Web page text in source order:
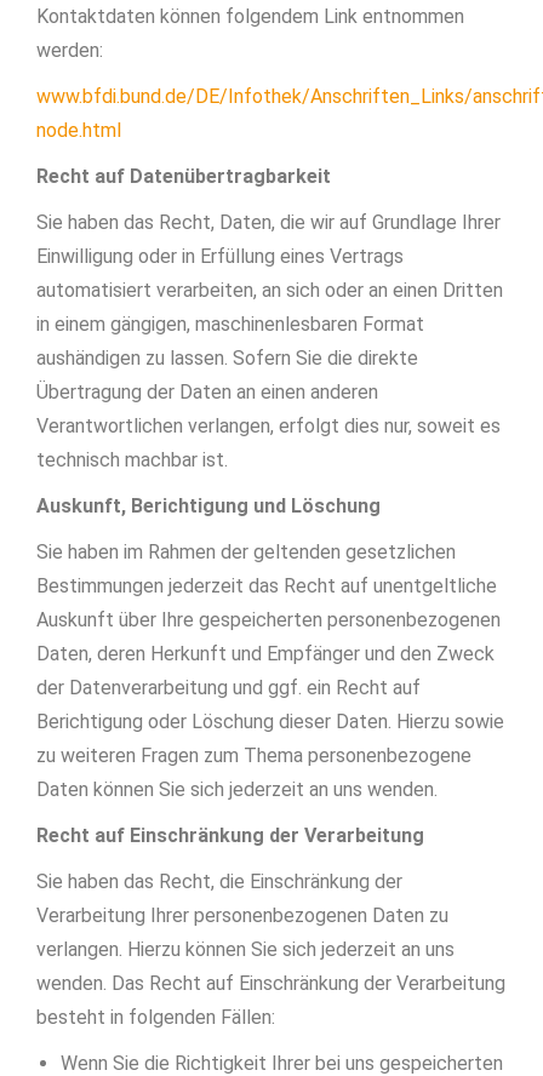
Kontaktdaten können folgendem Link entnommen
werden:
www.bfdi.bund.de/DE/Infothek/Anschriften_Links/
node.html
Recht auf Daten­übertrag­barkeit
Sie haben das Recht, Daten, die wir auf Grundlage Ihrer
Einwilligung oder in Erfüllung eines Vertrags
automatisiert verarbeiten, an sich oder an einen Dritten
in einem gängigen, maschinenlesbaren Format
aushändigen zu lassen. Sofern Sie die direkte
Übertragung der Daten an einen anderen
Verantwortlichen verlangen, erfolgt dies nur, soweit es
technisch machbar ist.
Auskunft, Berichtigung und Löschung
Sie haben im Rahmen der geltenden gesetzlichen
Bestimmungen jederzeit das Recht auf unentgeltliche
Auskunft über Ihre gespeicherten personenbezogenen
Daten, deren Herkunft und Empfänger und den Zweck
der Datenverarbeitung und ggf. ein Recht auf
Berichtigung oder Löschung dieser Daten. Hierzu sowie
zu weiteren Fragen zum Thema personenbezogene
Daten können Sie sich jederzeit an uns wenden.
Recht auf Einschränkung der Verarbeitung
Sie haben das Recht, die Einschränkung der
Verarbeitung Ihrer personenbezogenen Daten zu
verlangen. Hierzu können Sie sich jederzeit an uns
wenden. Das Recht auf Einschränkung der Verarbeitung
besteht in folgenden Fällen:
Wenn Sie die Richtigkeit Ihrer bei uns gespeicherten